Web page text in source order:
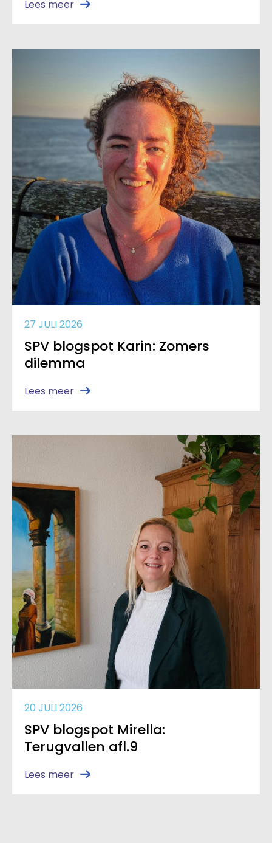
Lees meer
27 JULI 2026
SPV blogspot Karin: Zomers
dilemma
Lees meer
20 JULI 2026
SPV blogspot Mirella:
Terugvallen afl.9
Lees meer